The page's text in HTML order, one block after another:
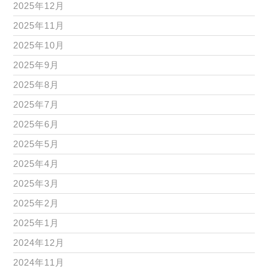
2025年12月
2025年11月
2025年10月
2025年9月
2025年8月
2025年7月
2025年6月
2025年5月
2025年4月
2025年3月
2025年2月
2025年1月
2024年12月
2024年11月